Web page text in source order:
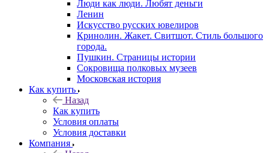
Люди как люди. Любят деньги
Ленин
Искусство русских ювелиров
Кринолин. Жакет. Свитшот. Стиль большого
города.
Пушкин. Страницы истории
Сокровища полковых музеев
Московская история
Как купить
Назад
Как купить
Условия оплаты
Условия доставки
Компания